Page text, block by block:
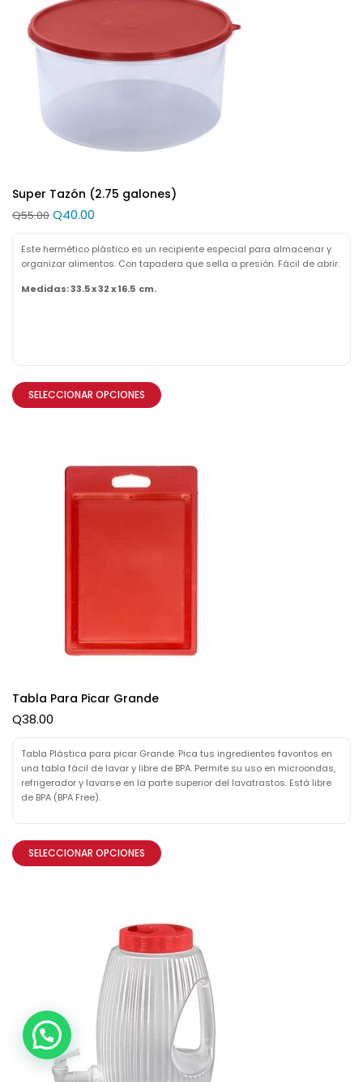
Super Tazón (2.75 galones)
Q55.00 Q40.00
Este hermético plástico es un recipiente especial para almacenar y
organizar alimentos. Con tapadera que sella a presión. Fácil de abrir.
Medidas: 33.5 x 32 x 16.5 cm.
SELECCIONAR OPCIONES
Tabla Para Picar Grande
Q38.00
Tabla Plástica para picar Grande. Pica tus ingredientes favoritos en
una tabla fácil de lavar y libre de BPA. Permite su uso en microondas,
refrigerador y lavarse en la parte superior del lavatrastos. Está libre
de BPA (BPA Free).
SELECCIONAR OPCIONES